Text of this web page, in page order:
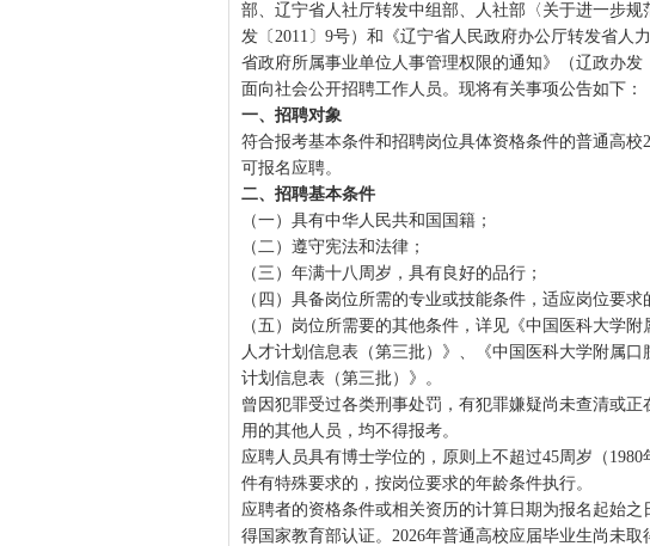
部、辽宁省人社厅转发中组部、人社部〈关于进一步
发〔2011〕9号）和《辽宁省人民政府办公厅转发省人
省政府所属事业单位人事管理权限的通知》（辽政办
面向社会公开招聘工作人员。现将有关事项公告如下：
一、招聘对象
符合报考基本条件和招聘岗位具体资格条件的普通高
可报名应聘。
二、招聘基本条件
（一）具有中华人民共和国国籍；
（二）遵守宪法和法律；
（三）年满十八周岁，具有良好的品行；
（四）具备岗位所需的专业或技能条件，适应岗位要求
（五）岗位所需要的其他条件，详见《中国医科大学
人才计划信息表（第三批）》、《中国医科大学附属
计划信息表（第三批）》。
曾因犯罪受过各类刑事处罚，有犯罪嫌疑尚未查清或
用的其他人员，均不得报考。
应聘人员具有博士学位的，原则上不超过45周岁（
件有特殊要求的，按岗位要求的年龄条件执行。
应聘者的资格条件或相关资历的计算日期为报名起始
得国家教育部认证。2026年普通高校应届毕业生尚未